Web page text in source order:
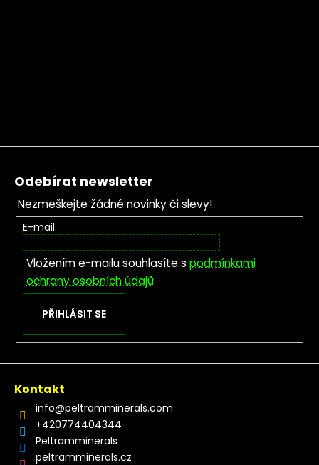
Zápatí
Odebírat newsletter
Nezmeškejte žádné novinky či slevy!
E-mail
Vložením e-mailu souhlasíte s podmínkami
ochrany osobních údajů
PŘIHLÁSIT SE
Kontakt
info@peltramminerals.com
+420774404344
Peltramminerals
peltramminerals.cz